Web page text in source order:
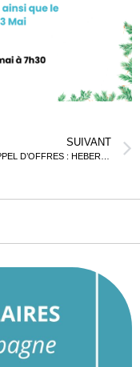
SUIVANT
AVIS D’APPEL D’OFFRES : HEBERGEMENT – EVENEMENTIEL ET SERVICES ASSOCIES